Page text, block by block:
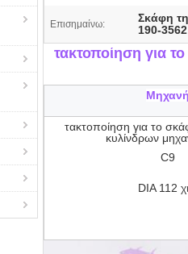
Επισημαίνω: Σκάφη
190-
τακτοποίηση για
Μηχανή
τακτοποίηση για το
κυλίνδρων
C9
DIA 112